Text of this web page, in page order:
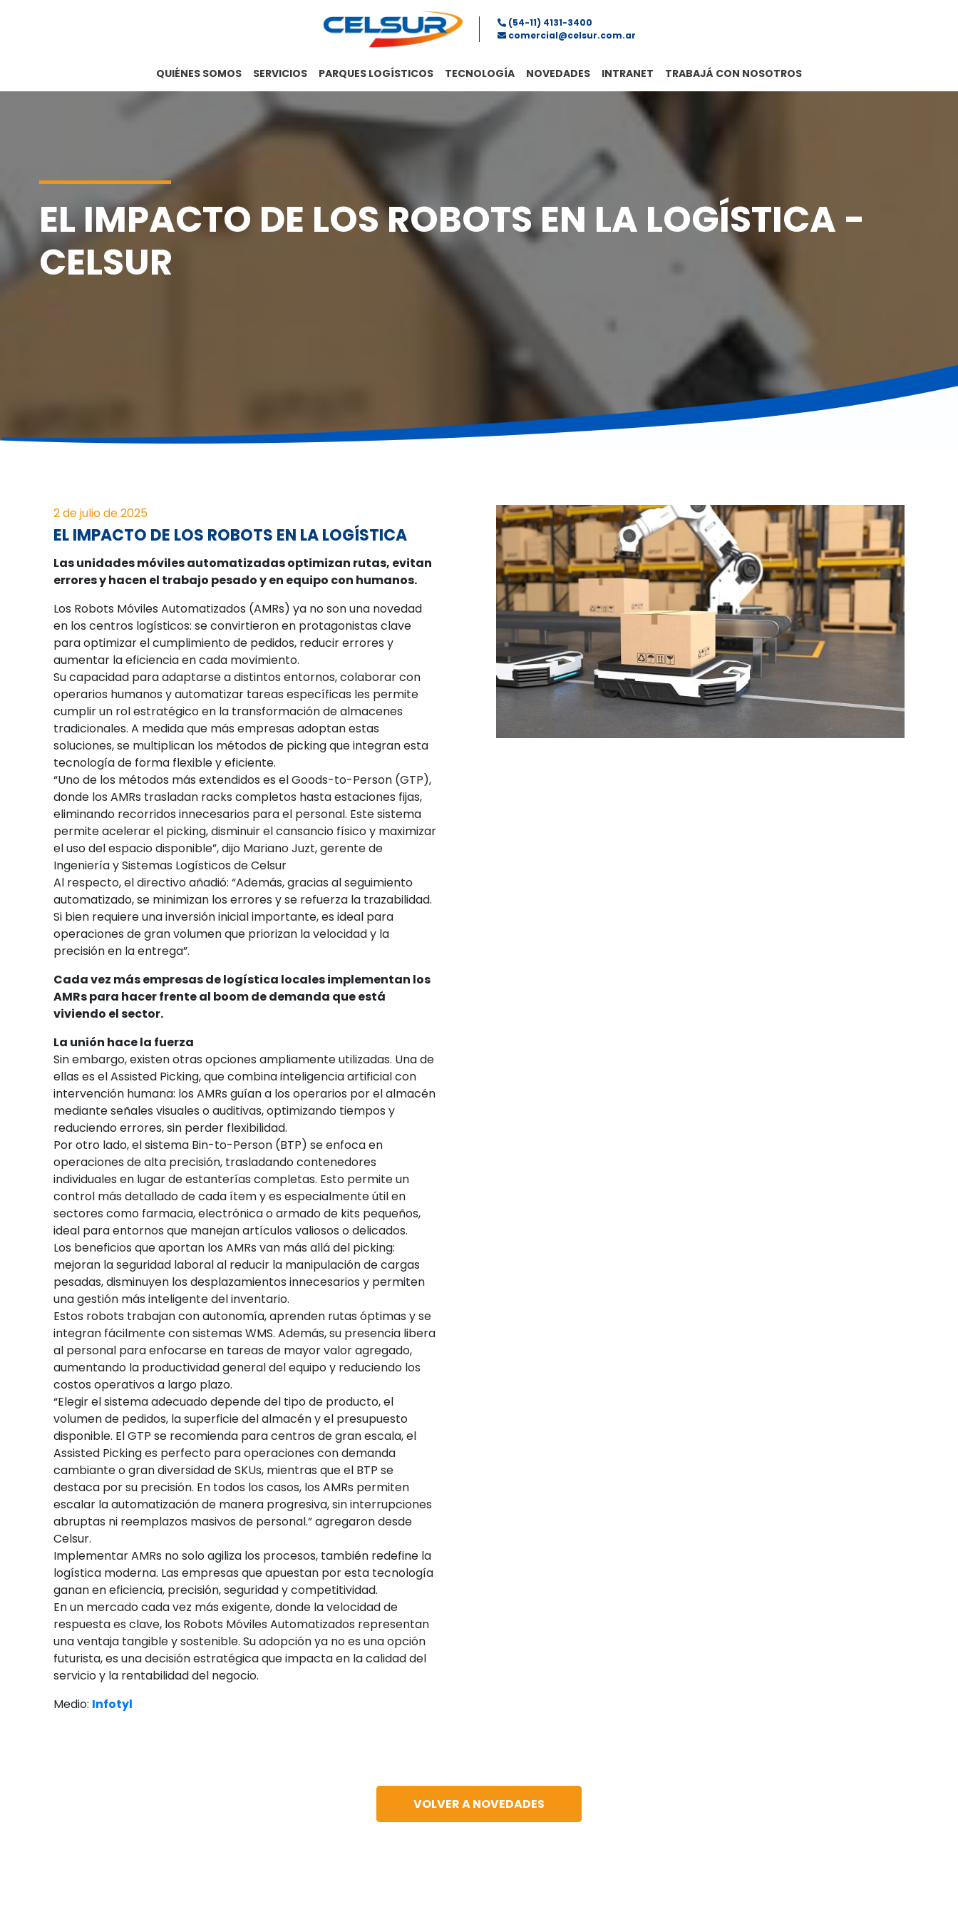
(54-11) 4131-3400
comercial@celsur.com.ar
QUIÉNES SOMOS SERVICIOS PARQUES LOGÍSTICOS TECNOLOGÍA NOVEDADES INTRANET TRABAJÁ CON NOSOTROS
EL IMPACTO DE LOS ROBOTS EN LA LOGÍSTICA -
CELSUR
2 de julio de 2025
EL IMPACTO DE LOS ROBOTS EN LA LOGÍSTICA
Las unidades móviles automatizadas optimizan rutas, evitan
errores y hacen el trabajo pesado y en equipo con humanos.
Los Robots Móviles Automatizados (AMRs) ya no son una novedad
en los centros logísticos: se convirtieron en protagonistas clave
para optimizar el cumplimiento de pedidos, reducir errores y
aumentar la eficiencia en cada movimiento.
Su capacidad para adaptarse a distintos entornos, colaborar con
operarios humanos y automatizar tareas específicas les permite
cumplir un rol estratégico en la transformación de almacenes
tradicionales. A medida que más empresas adoptan estas
soluciones, se multiplican los métodos de picking que integran esta
tecnología de forma flexible y eficiente.
“Uno de los métodos más extendidos es el Goods-to-Person (GTP),
donde los AMRs trasladan racks completos hasta estaciones fijas,
eliminando recorridos innecesarios para el personal. Este sistema
permite acelerar el picking, disminuir el cansancio físico y maximizar
el uso del espacio disponible”, dijo Mariano Juzt, gerente de
Ingeniería y Sistemas Logísticos de Celsur
Al respecto, el directivo añadió: “Además, gracias al seguimiento
automatizado, se minimizan los errores y se refuerza la trazabilidad.
Si bien requiere una inversión inicial importante, es ideal para
operaciones de gran volumen que priorizan la velocidad y la
precisión en la entrega”.
Cada vez más empresas de logística locales implementan los
AMRs para hacer frente al boom de demanda que está
viviendo el sector.
La unión hace la fuerza
Sin embargo, existen otras opciones ampliamente utilizadas. Una de
ellas es el Assisted Picking, que combina inteligencia artificial con
intervención humana: los AMRs guían a los operarios por el almacén
mediante señales visuales o auditivas, optimizando tiempos y
reduciendo errores, sin perder flexibilidad.
Por otro lado, el sistema Bin-to-Person (BTP) se enfoca en
operaciones de alta precisión, trasladando contenedores
individuales en lugar de estanterías completas. Esto permite un
control más detallado de cada ítem y es especialmente útil en
sectores como farmacia, electrónica o armado de kits pequeños,
ideal para entornos que manejan artículos valiosos o delicados.
Los beneficios que aportan los AMRs van más allá del picking:
mejoran la seguridad laboral al reducir la manipulación de cargas
pesadas, disminuyen los desplazamientos innecesarios y permiten
una gestión más inteligente del inventario.
Estos robots trabajan con autonomía, aprenden rutas óptimas y se
integran fácilmente con sistemas WMS. Además, su presencia libera
al personal para enfocarse en tareas de mayor valor agregado,
aumentando la productividad general del equipo y reduciendo los
costos operativos a largo plazo.
“Elegir el sistema adecuado depende del tipo de producto, el
volumen de pedidos, la superficie del almacén y el presupuesto
disponible. El GTP se recomienda para centros de gran escala, el
Assisted Picking es perfecto para operaciones con demanda
cambiante o gran diversidad de SKUs, mientras que el BTP se
destaca por su precisión. En todos los casos, los AMRs permiten
escalar la automatización de manera progresiva, sin interrupciones
abruptas ni reemplazos masivos de personal.” agregaron desde
Celsur.
Implementar AMRs no solo agiliza los procesos, también redefine la
logística moderna. Las empresas que apuestan por esta tecnología
ganan en eficiencia, precisión, seguridad y competitividad.
En un mercado cada vez más exigente, donde la velocidad de
respuesta es clave, los Robots Móviles Automatizados representan
una ventaja tangible y sostenible. Su adopción ya no es una opción
futurista, es una decisión estratégica que impacta en la calidad del
servicio y la rentabilidad del negocio.
Medio: Infotyl
VOLVER A NOVEDADES